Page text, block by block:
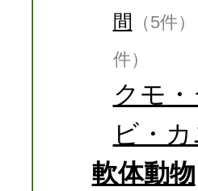
間 （5件）
件）
クモ
ビ・
軟体動物